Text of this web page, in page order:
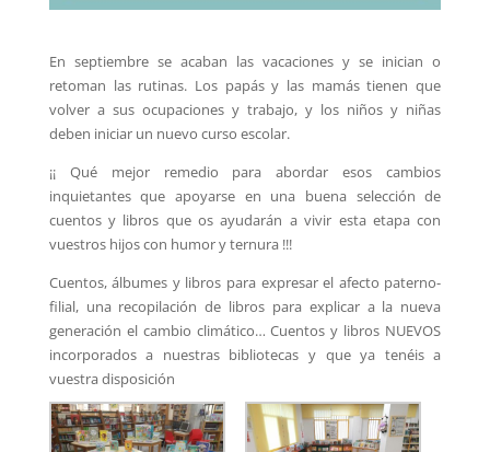
En septiembre se acaban las vacaciones y se inician o
retoman las rutinas. Los papás y las mamás tienen que
volver a sus ocupaciones y trabajo, y los niños y niñas
deben iniciar un nuevo curso escolar.
¡¡ Qué mejor remedio para abordar esos cambios
inquietantes que apoyarse en una buena selección de
cuentos y libros que os ayudarán a vivir esta etapa con
vuestros hijos con humor y ternura !!!
Cuentos, álbumes y libros para expresar el afecto paterno-
filial, una recopilación de libros para explicar a la nueva
generación el cambio climático… Cuentos y libros NUEVOS
incorporados a nuestras bibliotecas y que ya tenéis a
vuestra disposición